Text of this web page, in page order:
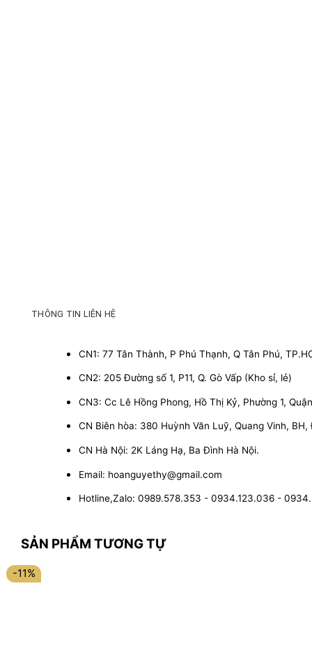
THÔNG TIN LIÊN HỆ
CN1: 77 Tân Thành, P Phú Thạnh, Q Tân Phú,
CN2: 205 Đường số 1, P11, Q. Gò Vấp (Kho sỉ, lẻ)
CN3: Cc Lê Hồng Phong, Hồ Thị Kỷ, Phường 1,
CN Biên hòa: 380 Huỳnh Văn Luỹ, Quang Vinh, BH,
CN Hà Nội: 2K Láng Hạ, Ba Đình Hà Nội.
Email: hoanguyethy@gmail.com
Hotline,Zalo: 0989.578.353 - 0934.123.036 -
SẢN PHẨM TƯƠNG TỰ
-11%